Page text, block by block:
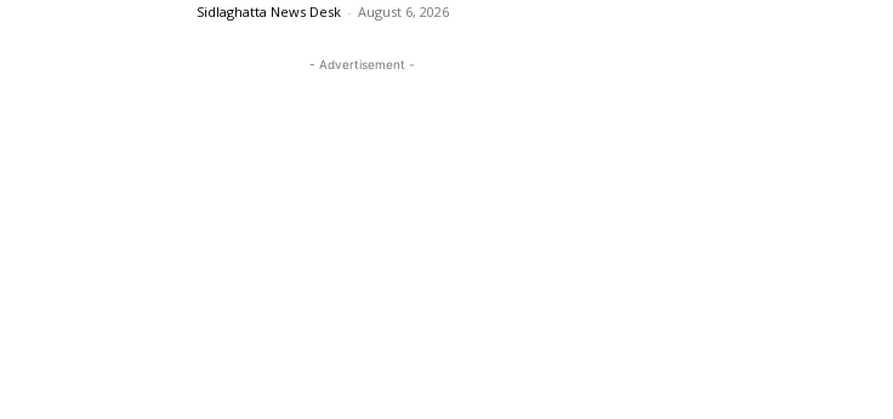
Sidlaghatta News Desk - August 6, 2026
- Advertisement -